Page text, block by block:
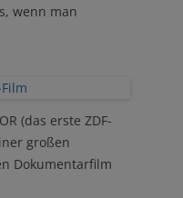
wenn man
(das erste ZDF-
großen
Dokumentarfilm